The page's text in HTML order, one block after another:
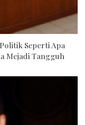
Seperti Apa
Mejadi Tangguh